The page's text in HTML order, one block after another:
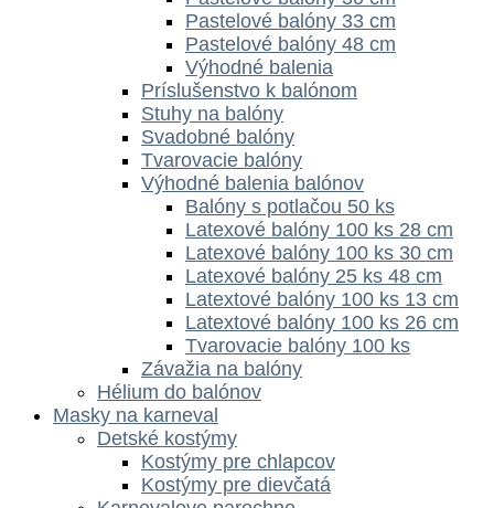
Pastelové balóny 33 cm
Pastelové balóny 48 cm
Výhodné balenia
Príslušenstvo k balónom
Stuhy na balóny
Svadobné balóny
Tvarovacie balóny
Výhodné balenia balónov
Balóny s potlačou 50 ks
Latexové balóny 100 ks 28 cm
Latexové balóny 100 ks 30 cm
Latexové balóny 25 ks 48 cm
Latextové balóny 100 ks 13 cm
Latextové balóny 100 ks 26 cm
Tvarovacie balóny 100 ks
Závažia na balóny
Hélium do balónov
Masky na karneval
Detské kostýmy
Kostýmy pre chlapcov
Kostýmy pre dievčatá